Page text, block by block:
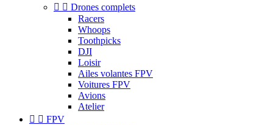
  Drones complets
Racers
Whoops
Toothpicks
DJI
Loisir
Ailes volantes FPV
Voitures FPV
Avions
Atelier
  FPV